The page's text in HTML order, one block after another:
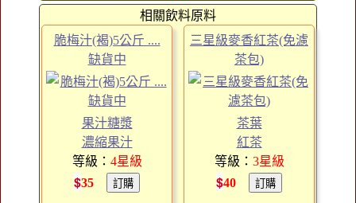
相關飲料原料
脆梅汁(褐)5公斤 ....
缺貨中
果汁糖漿
濃縮果汁
等級： 4星級
$35
三星級麥香紅茶(免濾
茶包)
茶葉
紅茶
等級： 3星級
$40